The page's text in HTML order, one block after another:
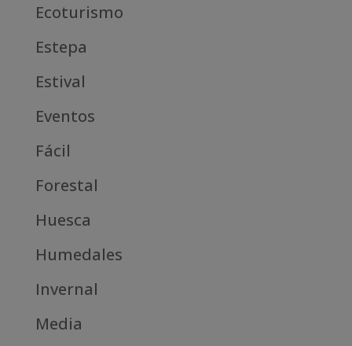
Ecoturismo
Estepa
Estival
Eventos
Fácil
Forestal
Huesca
Humedales
Invernal
Media